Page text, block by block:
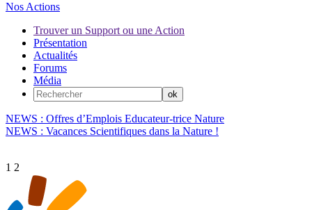
Nos Actions
Trouver un Support ou une Action
Présentation
Actualités
Forums
Média
NEWS : Offres d’Emplois Educateur-trice Nature
NEWS : Vacances Scientifiques dans la Nature !
1 2